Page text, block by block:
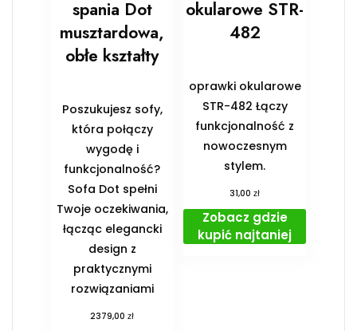
spania Dot
musztardowa,
obłe kształty
Poszukujesz sofy,
która połączy
wygodę i
funkcjonalność?
Sofa Dot spełni
Twoje oczekiwania,
łącząc elegancki
design z
praktycznymi
rozwiązaniami
2379,00zł
okularowe STR-
482
oprawki okularowe
STR-482 Łączy
funkcjonalność z
nowoczesnym
stylem.
31,00zł
Zobacz gdzie
kupić najtaniej